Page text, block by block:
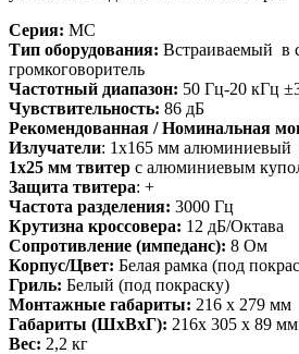
Серия: MC
Тип оборудования: Встраиваемый в
громкоговоритель
Частотный диапазон: 50 Гц-20 кГц
Чувствительность: 86 дБ
Рекомендованная / Номинальная
Излучатели: 1х165 мм алюминиевый
1х25 мм твитер с алюминиевым
Защита твитера: +
Частота разделения: 3000 Гц
Крутизна кроссовера: 12 дБ/Октава
Сопротивление (импеданс): 8 Ом
Корпус/Цвет: Белая рамка (под
Гриль: Белый (под покраску)
Монтажные габариты: 216 х 279 мм
Габариты (ШхВхГ): 216x 305 x 89 мм
Вес: 2,2 кг